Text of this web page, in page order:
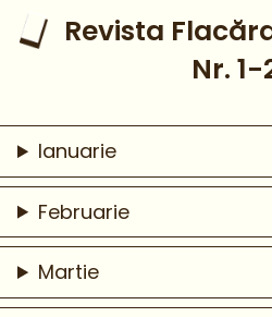
Revista
Nr. 1-
Ianuarie
Februarie
Martie